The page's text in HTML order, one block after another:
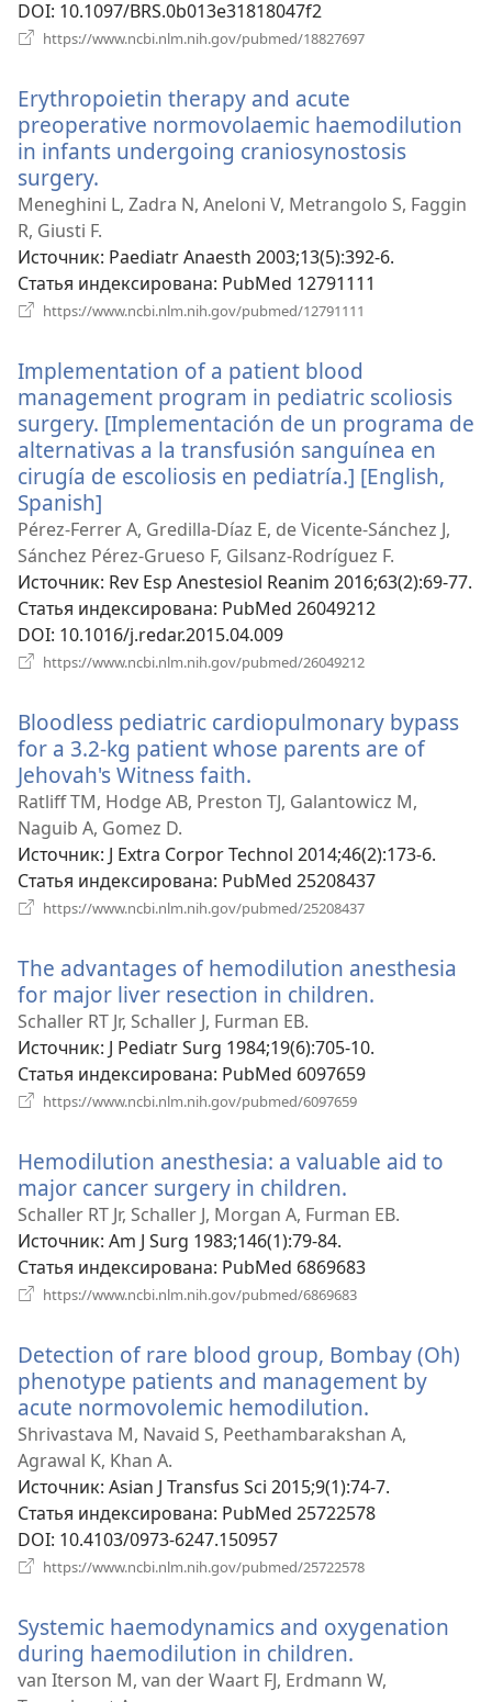
DOI‎: 10.1097/BRS.0b013e31818047f2
https://www.ncbi.nlm.nih.gov/pubmed/18827697
Erythropoietin therapy and acute
preoperative normovolaemic haemodilution
in infants undergoing craniosynostosis
surgery.
в
новом
окне)
Meneghini L, Zadra N, Aneloni V, Metrangolo S, Faggin
R, Giusti F.
Источник‎: Paediatr Anaesth 2003;13(5):392-6.
Статья индексирована‎: PubMed 12791111
https://www.ncbi.nlm.nih.gov/pubmed/12791111
Implementation of a patient blood
management program in pediatric scoliosis
surgery. [Implementación de un programa de
alternativas a la transfusión sanguínea en
cirugía de escoliosis en pediatría.] [English,
Spanish]
в
новом
окне)
Pérez-Ferrer A, Gredilla-Díaz E, de Vicente-Sánchez J,
Sánchez Pérez-Grueso F, Gilsanz-Rodríguez F.
Источник‎: Rev Esp Anestesiol Reanim 2016;63(2):69-77.
Статья индексирована‎: PubMed 26049212
DOI‎: 10.1016/j.redar.2015.04.009
https://www.ncbi.nlm.nih.gov/pubmed/26049212
окне)
Bloodless pediatric cardiopulmonary bypass
for a 3.2-kg patient whose parents are of
Jehovah's Witness faith.
в
окне)
Ratliff TM, Hodge AB, Preston TJ, Galantowicz M,
Naguib A, Gomez D.
Источник‎: J Extra Corpor Technol 2014;46(2):173-6.
Статья индексирована‎: PubMed 25208437
https://www.ncbi.nlm.nih.gov/pubmed/25208437
окне)
The advantages of hemodilution anesthesia
for major liver resection in children.
Schaller RT Jr, Schaller J, Furman EB.
Источник‎: J Pediatr Surg 1984;19(6):705-10.
Статья индексирована‎: PubMed 6097659
https://www.ncbi.nlm.nih.gov/pubmed/6097659
окне)
Hemodilution anesthesia: a valuable aid to
major cancer surgery in children.
в
окне)
Schaller RT Jr, Schaller J, Morgan A, Furman EB.
Источник‎: Am J Surg 1983;146(1):79-84.
Статья индексирована‎: PubMed 6869683
https://www.ncbi.nlm.nih.gov/pubmed/6869683
окне)
Detection of rare blood group, Bombay (Oh)
phenotype patients and management by
acute normovolemic hemodilution.
в
окне)
Shrivastava M, Navaid S, Peethambarakshan A,
Agrawal K, Khan A.
Источник‎: Asian J Transfus Sci 2015;9(1):74-7.
Статья индексирована‎: PubMed 25722578
DOI‎: 10.4103/0973-6247.150957
https://www.ncbi.nlm.nih.gov/pubmed/25722578
окне)
Systemic haemodynamics and oxygenation
during haemodilution in children.
в
van Iterson M, van der Waart FJ, Erdmann W,